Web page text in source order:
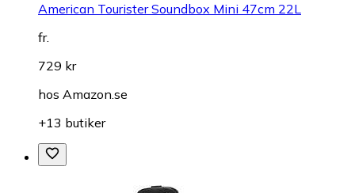
American Tourister Soundbox Mini 47cm 22L
fr.
729 kr
hos Amazon.se
+13 butiker